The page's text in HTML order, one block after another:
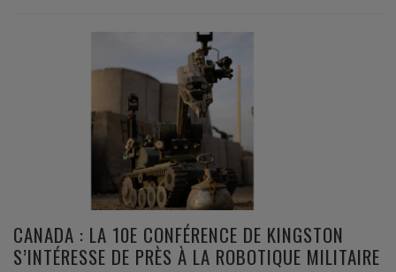
CANADA : LA 10E CONFÉRENCE DE KINGSTON
S’INTÉRESSE DE PRÈS À LA ROBOTIQUE MILITAIRE